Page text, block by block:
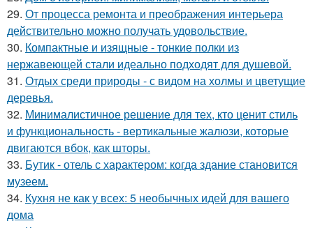
29. От процесса ремонта и преображения интерьера
действительно можно получать удовольствие.
30. Компактные и изящные - тонкие полки из
нержавеющей стали идеально подходят для душевой.
31. Отдых среди природы - с видом на холмы и цветущие
деревья.
32. Минималистичное решение для тех, кто ценит стиль
и функциональность - вертикальные жалюзи, которые
двигаются вбок, как шторы.
33. Бутик - отель с характером: когда здание становится
музеем.
34. Кухня не как у всех: 5 необычных идей для вашего
дома